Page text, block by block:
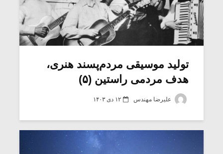
تولید موسیقی مردم‌پسند هنری،
هدف مردمی راستین (۵)
علیرضا مهندس ۱۲ دی ۱۴۰۳